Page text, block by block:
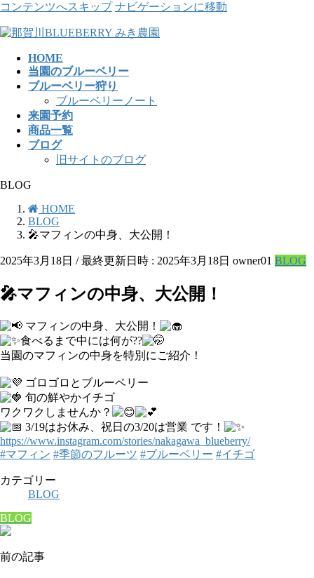
コンテンツへスキップ ナビゲーションに移動
HOME
当園のブルーベリー
ブルーベリー狩り
ブルーベリーノート
来園予約
商品一覧
ブログ
旧サイトのブログ
BLOG
HOME
BLOG
🎤マフィンの中身、大公開！
2025年3月18日 / 最終更新日時 : 2025年3月18日 owner01 BLOG
🎤マフィンの中身、大公開！
マフィンの中身、大公開！
食べるまで中には何が??
当園のマフィンの中身を特別にご紹介！
ゴロゴロとブルーベリー
旬の鮮やかイチゴ
ワクワクしませんか？
3/19はお休み、祝日の3/20は営業 です！
https://www.instagram.com/stories/nakagawa_blueberry/
#マフィン #季節のフルーツ #ブルーベリー #イチゴ
カテゴリー
BLOG
BLOG
前の記事